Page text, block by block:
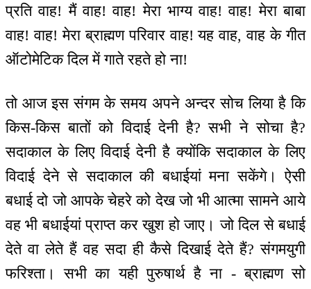
प्रति वाह! मैं वाह! वाह! मेरा भाग्य वाह! वाह! मेरा बाबा
वाह! वाह! मेरा ब्राह्मण परिवार वाह! यह वाह, वाह के गीत
ऑटोमेटिक दिल में गाते रहते हो ना!
तो आज इस संगम के समय अपने अन्दर सोच लिया है कि
किस-किस बातों को विदाई देनी है? सभी ने सोचा है?
सदाकाल के लिए विदाई देनी है क्योंकि सदाकाल के लिए
विदाई देने से सदाकाल की बधाईयां मना सकेंगे। ऐसी
बधाई दो जो आपके चेहरे को देख जो भी आत्मा सामने आये
वह भी बधाईयां प्राप्त कर खुश हो जाए। जो दिल से बधाई
देते वा लेते हैं वह सदा ही कैसे दिखाई देते हैं? संगमयुगी
फरिश्ता। सभी का यही पुरुषार्थ है ना - ब्राह्मण सो